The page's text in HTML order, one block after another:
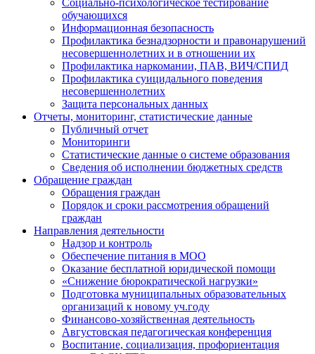
Социально-психологическое тестирование
обучающихся
Информационная безопасность
Профилактика безнадзорности и правонарушений
несовершеннолетних и в отношении их
Профилактика наркомании, ПАВ, ВИЧ/СПИД
Профилактика суицидального поведения
несовершеннолетних
Защита персональных данных
Отчеты, мониторинг, статистические данные
Публичный отчет
Мониторинги
Статистические данные о системе образования
Сведения об исполнении бюджетных средств
Обращение граждан
Обращения граждан
Порядок и сроки рассмотрения обращений
граждан
Направления деятельности
Надзор и контроль
Обеспечение питания в МОО
Оказание бесплатной юридической помощи
«Снижение бюрократической нагрузки»
Подготовка муниципальных образовательных
организаций к новому уч.году
Финансово-хозяйственная деятельность
Августовская педагогическая конференция
Воспитание, социализация, профориентация